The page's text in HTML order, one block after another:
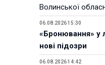
Волинської
06.08.2026 15:30
«Бронювання» у
нові підозри
06.08.2026 14:42